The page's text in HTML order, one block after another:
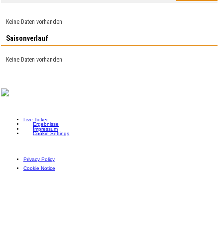
Keine Daten vorhanden
Saisonverlauf
Keine Daten vorhanden
Live-Ticker
Ergebnisse
Impressum
Cookie Settings
Privacy Policy
Cookie Notice